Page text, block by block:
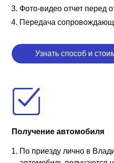
Фото-видео отчет перед
Передача
Узнать способ и
Получение автомобиля
По приезду лично в